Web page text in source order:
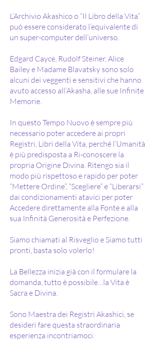
L’Archivio Akashico o “Il Libro della Vita”
può essere considerato l’equivalente di
un super-computer dell’universo.
Edgard Cayce, Rudolf Steiner, Alice
Bailey e Madame Blavatsky sono solo
alcuni dei veggenti e sensitivi che hanno
avuto accesso all’Akasha, alle sue Infinite
Memorie.
In questo Tempo Nuovo è sempre più
necessario poter accedere ai propri
Registri, Libri della Vita, perché l’Umanità
è più predisposta a Ri-conoscere la
propria Origine Divina. Ritengo sia il
modo più rispettoso e rapido per poter
“Mettere Ordine”, “Scegliere” e “Liberarsi”
dai condizionamenti atavici per poter
Accedere direttamente alla Fonte e alla
sua Infinità Generosità e Perfezione.
Siamo chiamati al Risveglio e Siamo tutti
pronti, basta solo volerlo!
La Bellezza inizia già con il formulare la
domanda, tutto è possibile…la Vita è
Sacra e Divina.
Sono Maestra dei Registri Akashici, se
desideri fare questa straordinaria
esperienza incontriamoci.